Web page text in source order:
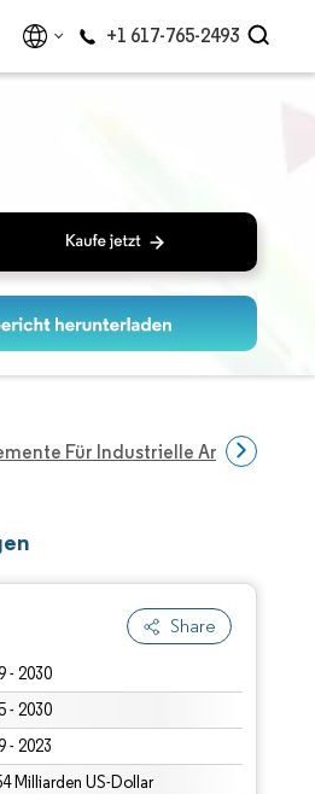
+1 617-765-2493
Für Industrielle
Share
- 2030
- 2030
- 2023
Milliarden US-Dollar